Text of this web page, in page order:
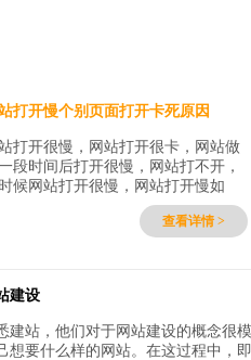
查看详情 >
打开慢个别页面打开卡死原因
打开很慢，网站打开很卡，网站做
段时间后打开很慢，网站打不开，
候网站打开很慢，网站打开慢如
建设
建站，他们对于网站建设的概念很模
想要什么样的网站。在这过程中，即